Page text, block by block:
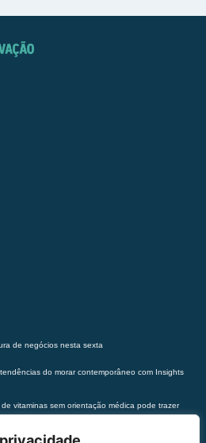
de negócios nesta sexta
do morar contemporâneo com Insights
vitaminas sem orientação médica pode trazer
para os sinais da enxaqueca e a importância do